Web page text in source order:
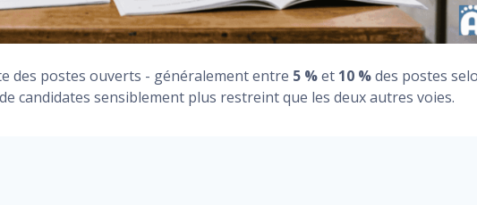
des postes ouverts - généralement entre 5 %et 10 %des postes
candidates sensiblement plus restreint que les deux autres voies.